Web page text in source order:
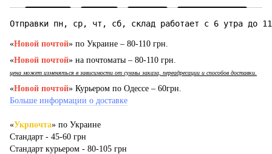
Отправки пн, ср, чт, сб, склад работает с 6 утра до
«Новой почтой» по Украине – 80-110 грн.
«Новой почтой» на почтоматы – 80-110 грн.
цена может изменяться в зависимости от суммы заказа, переадресации и способов доставки.
«Новой почтой» Курьером по Одессе – 60грн.
Больше информации о доставке
«Укрпочта» по Украине
Стандарт - 45-60 грн
Стандарт курьером - 80-105 грн